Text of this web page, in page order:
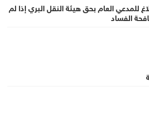
للمدعي العام بحق هيئة النقل البري إذا لم
الفساد